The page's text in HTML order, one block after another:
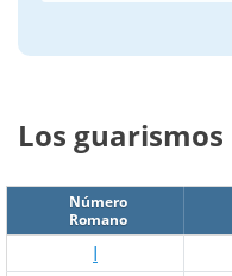
Los
Número
Romano
I